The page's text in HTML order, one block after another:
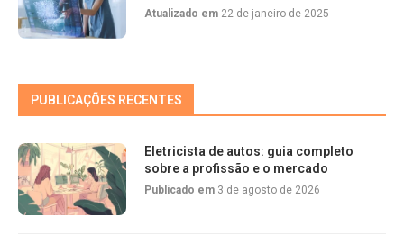
Atualizado em 22 de janeiro de 2025
PUBLICAÇÕES RECENTES
Eletricista de autos: guia completo
sobre a profissão e o mercado
Publicado em 3 de agosto de 2026